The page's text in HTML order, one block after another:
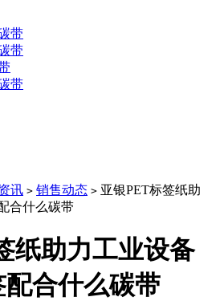
带
带
带
讯 > 销售动态 > 亚银PET标签纸助
合什么碳带
纸助力工业设备
合什么碳带